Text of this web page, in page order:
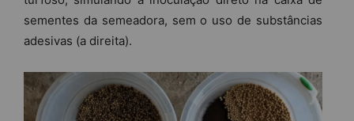
sementes da semeadora, sem o uso de substâncias
adesivas (a direita).